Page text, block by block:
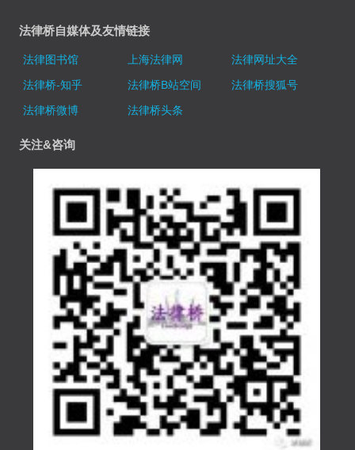
法律桥自媒体及友情链接
法律图书馆 上海法律网
法律网址大全
法律桥-知乎
法律桥B站空间
法律桥搜狐号
法律桥微博
法律桥头条
关注&咨询